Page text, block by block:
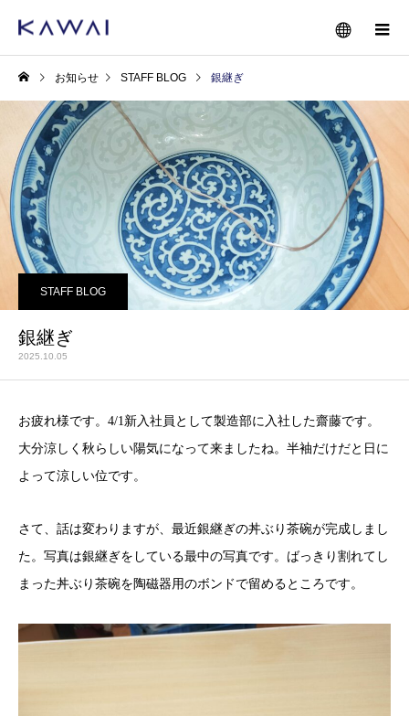
お知らせ STAFF BLOG 銀継ぎ
STAFF BLOG
銀継ぎ
2025.10.05
お疲れ様です。4/1新入社員として製造部に入社した齋藤です。
大分涼しく秋らしい陽気になって来ましたね。半袖だけだと日に
よって涼しい位です。
さて、話は変わりますが、最近銀継ぎの丼ぶり茶碗が完成しまし
た。写真は銀継ぎをしている最中の写真です。ばっきり割れてし
まった丼ぶり茶碗を陶磁器用のボンドで留めるところです。